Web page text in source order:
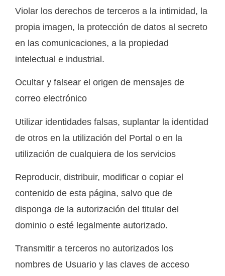
Violar los derechos de terceros a la intimidad, la
propia imagen, la protección de datos al secreto
en las comunicaciones, a la propiedad
intelectual e industrial.
Ocultar y falsear el origen de mensajes de
correo electrónico
Utilizar identidades falsas, suplantar la identidad
de otros en la utilización del Portal o en la
utilización de cualquiera de los servicios
Reproducir, distribuir, modificar o copiar el
contenido de esta página, salvo que de
disponga de la autorización del titular del
dominio o esté legalmente autorizado.
Transmitir a terceros no autorizados los
nombres de Usuario y las claves de acceso